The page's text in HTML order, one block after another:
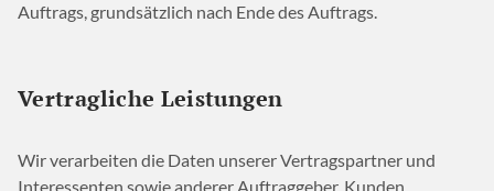
Auftrags, grundsätzlich nach Ende des Auftrags.
Vertragliche Leistungen
Wir verarbeiten die Daten unserer Vertragspartner und
Interessenten sowie anderer Auftraggeber, Kunden,